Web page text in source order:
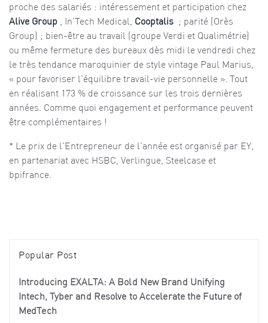
proche des salariés : intéressement et participation chez
Alive Group , In'Tech Medical, Cooptalis ; parité (Orès
Group) ; bien-être au travail (groupe Verdi et Qualimétrie)
ou même fermeture des bureaux dès midi le vendredi chez
le très tendance maroquinier de style vintage Paul Marius,
« pour favoriser l'équilibre travail-vie personnelle ». Tout
en réalisant 173 % de croissance sur les trois dernières
années. Comme quoi engagement et performance peuvent
être complémentaires !
* Le prix de l'Entrepreneur de l'année est organisé par EY,
en partenariat avec HSBC, Verlingue, Steelcase et
bpifrance.
Popular Post
Introducing EXALTA: A Bold New Brand Unifying
Intech, Tyber and Resolve to Accelerate the Future of
MedTech